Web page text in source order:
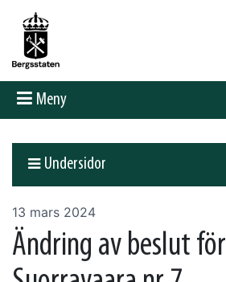
Meny
Undersidor
13 mars 2024
Ändring av beslut för